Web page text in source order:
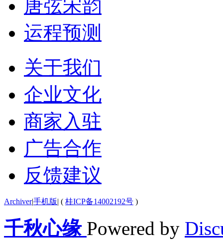
唐弦宋韵
运程预测
关于我们
企业文化
商家入驻
广告合作
反馈建议
Archiver|手机版| ( 桂ICP备14002192号 )
千秋心缘 Powered by